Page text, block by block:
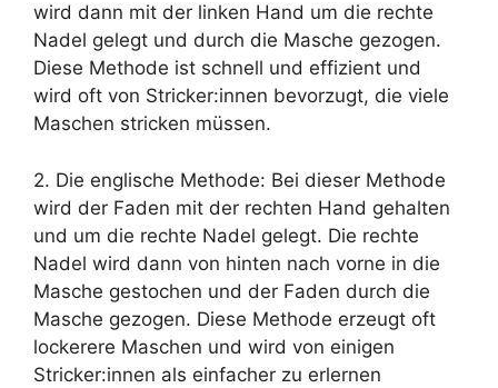
wird dann mit der linken Hand um die rechte
Nadel gelegt und durch die Masche gezogen.
Diese Methode ist schnell und effizient und
wird oft von Stricker:innen bevorzugt, die viele
Maschen stricken müssen.
2. Die englische Methode: Bei dieser Methode
wird der Faden mit der rechten Hand gehalten
und um die rechte Nadel gelegt. Die rechte
Nadel wird dann von hinten nach vorne in die
Masche gestochen und der Faden durch die
Masche gezogen. Diese Methode erzeugt oft
lockerere Maschen und wird von einigen
Stricker:innen als einfacher zu erlernen